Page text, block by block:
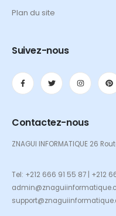
Plan du site
Suivez-nous
Contactez-nous
ZNAGUI INFORMATIQUE 26
Tel: +212 666 91 55 87 | +212